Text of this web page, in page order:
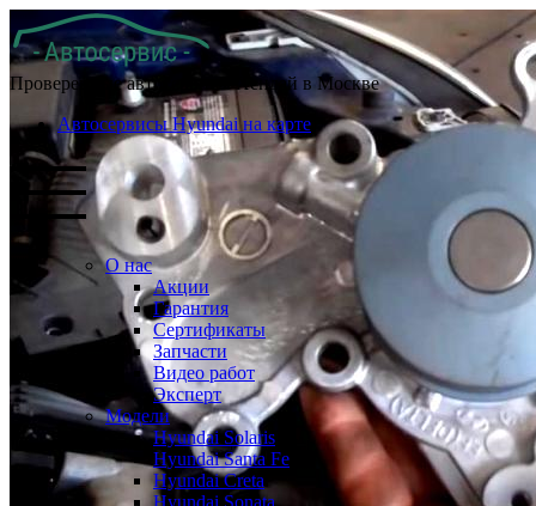
Проверенные автосервисы Хендай в Москве
Автосервисы Hyundai на карте
О нас
Акции
Гарантия
Сертификаты
Запчасти
Видео работ
Эксперт
Модели
Hyundai Solaris
Hyundai Santa Fe
Hyundai Creta
Hyundai Sonata